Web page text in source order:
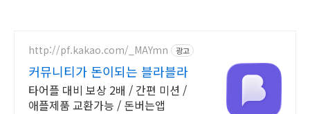
http://pf.kakao.com/_MAYmn 광고
커뮤니티가 돈이되는 블라블라
타어플 대비 보상 2배 / 간편 미션 /
애플제품 교환가능 / 돈버는앱